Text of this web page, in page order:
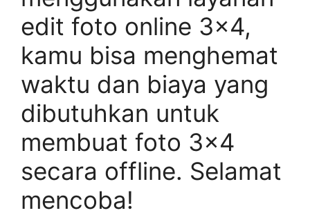
edit foto online 3×4,
kamu bisa menghemat
waktu dan biaya yang
dibutuhkan untuk
membuat foto 3×4
secara offline. Selamat
mencoba!